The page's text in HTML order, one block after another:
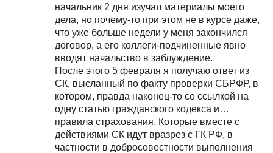
начальник 2 дня изучал материалы моего
дела, но почему-то при этом не в курсе даже,
что уже больше недели у меня закончился
договор, а его коллеги-подчиненные явно
вводят начальство в заблуждение.
После этого 5 февраля я получаю ответ из
СК, высланный по факту проверки СБРФР, в
котором, правда наконец-то со ссылкой на
одну статью гражданского кодекса и…
правила страхования. Которые вместе с
действиями СК идут вразрез с ГК РФ, в
частности в добросовестности выполнения